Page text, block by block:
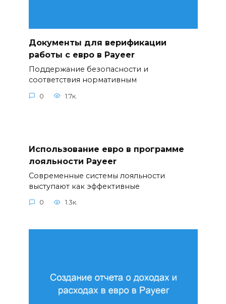
Документы для верификации
работы с евро в Payeer
Поддержание безопасности и
соответствия нормативным
0 1.7к.
Использование евро в программе
лояльности Payeer
Современные системы лояльности
выступают как эффективные
0 1.3к.